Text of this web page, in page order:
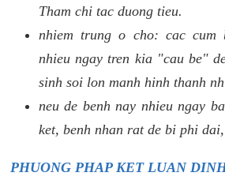
Tham chi tac duong tieu.
nhiem trung o cho: cac cum
nhieu ngay tren kia "cau be"
sinh soi lon manh hinh thanh
neu de benh nay nhieu ngay
ket, benh nhan rat de bi phi
PHUONG PHAP KET LUAN